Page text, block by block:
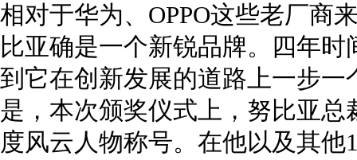
相对于华为、OPPO这些老厂商
比亚确是一个新锐品牌。四年
到它在创新发展的道路上一步
是，本次颁奖仪式上，努比亚
度风云人物称号。在他以及其